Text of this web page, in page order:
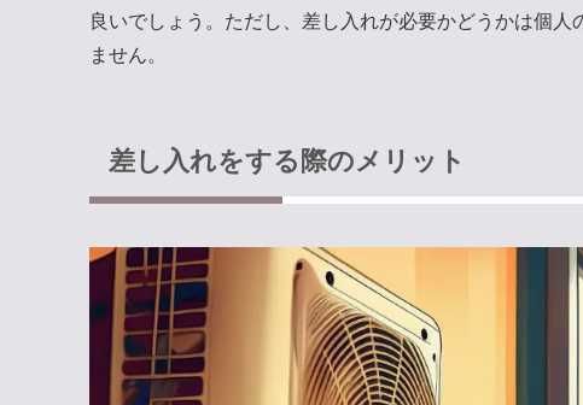
良いでしょう。ただし、差し入れが必要かどうかは個
ません。
差し入れをする際のメリット